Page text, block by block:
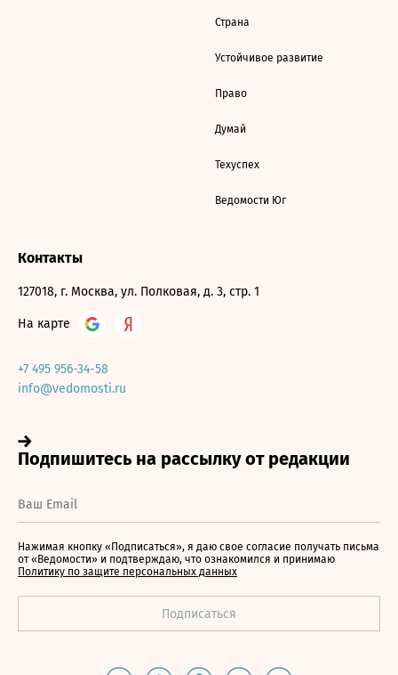
Страна
Устойчивое развитие
Право
Думай
Техуспех
Ведомости Юг
Контакты
127018, г. Москва, ул. Полковая, д. 3, стр. 1
На карте
+7 495 956-34-58
info@vedomosti.ru
Нажимая кнопку «Подписаться», я даю свое согласие получать письма
от «Ведомости» и подтверждаю, что ознакомился и принимаю
Политику по защите персональных данных